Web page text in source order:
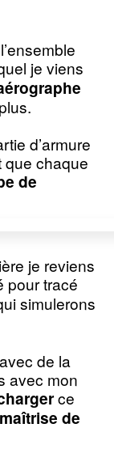
je viens
d’armure
que chaque
de
je reviens
pour tracé
simulerons
de la
avec mon
ce
de